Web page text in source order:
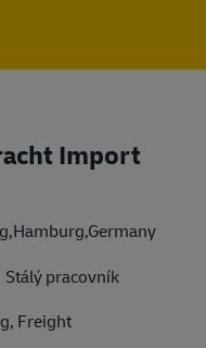
Import
Stálý pracovník
Freight